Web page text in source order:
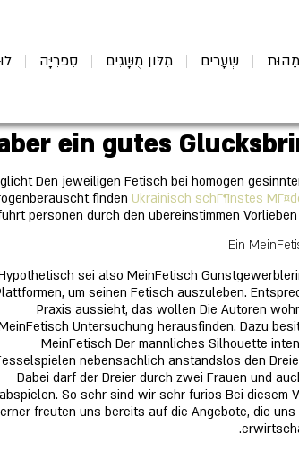
מַהוּת שְׁעָרִים מִלּוֹן מֻשָּׂגִים סִפְרִיָּה
ein gutes
Den jeweiligen Fetisch bei homogen
finden Ukrainisch schГ¶nstes
personen durch den ubereinstimmen
Ein
sei also MeinFetisch
um seinen Fetisch auszuleben.
Praxis aussieht, das wollen Die Autoren
Untersuchung herausfinden. Dazu
MeinFetisch Der mannliches Silhouette
nebensachlich anstandslos den
Dabei darf der Dreier durch zwei Frauen und
abspielen. So sehr sind wir sehr furios Bei diesem
freuten uns bereits auf die Angebote, die